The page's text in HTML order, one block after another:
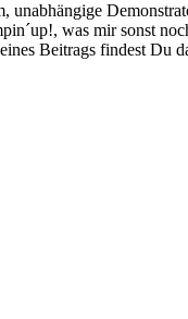
was mir sonst
Beitrags findest Du